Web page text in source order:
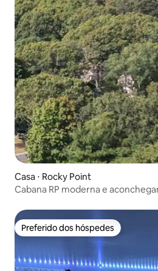
Casa ⋅ Rocky Point
Cabana RP moderna e
Preferido dos hóspedes
Preferido dos hóspedes